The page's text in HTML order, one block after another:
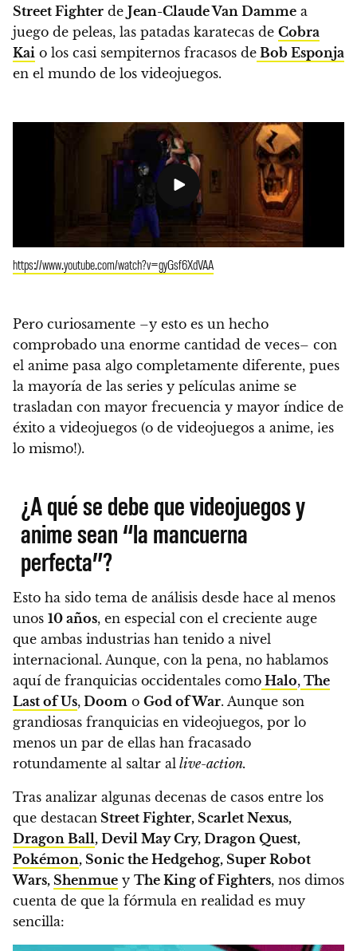
Street Fighter de Jean-Claude Van Damme a
juego de peleas, las patadas karatecas de Cobra
Kai o los casi sempiternos fracasos de Bob Esponja
en el mundo de los videojuegos.
https://www.youtube.com/watch?v=gyGsf6XdVAA
Pero curiosamente –y esto es un hecho
comprobado una enorme cantidad de veces– con
el anime pasa algo completamente diferente, pues
la mayoría de las series y películas anime se
trasladan con mayor frecuencia y mayor índice de
éxito a videojuegos (o de videojuegos a anime, ¡es
lo mismo!).
¿A qué se debe que videojuegos y
anime sean “la mancuerna
perfecta”?
Esto ha sido tema de análisis desde hace al menos
unos 10 años, en especial con el creciente auge
que ambas industrias han tenido a nivel
internacional. Aunque, con la pena, no hablamos
aquí de franquicias occidentales como Halo, The
Last of Us, Doom o God of War. Aunque son
grandiosas franquicias en videojuegos, por lo
menos un par de ellas han fracasado
rotundamente al saltar al live-action.
Tras analizar algunas decenas de casos entre los
que destacan Street Fighter, Scarlet Nexus,
Dragon Ball, Devil May Cry, Dragon Quest,
Pokémon, Sonic the Hedgehog, Super Robot
Wars, Shenmue y The King of Fighters, nos dimos
cuenta de que la fórmula en realidad es muy
sencilla: